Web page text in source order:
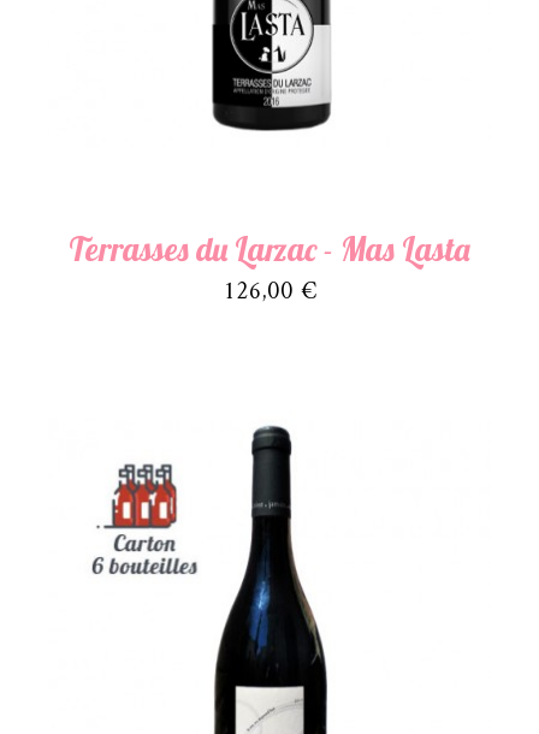
Terrasses du Larzac - Mas Lasta
Prix
126,00 €